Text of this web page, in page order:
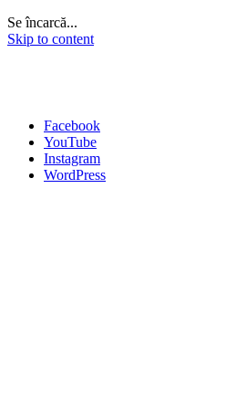
Se încarcă...
Skip to content
Facebook
YouTube
Instagram
WordPress